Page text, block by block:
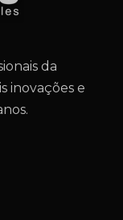
da
inovações e